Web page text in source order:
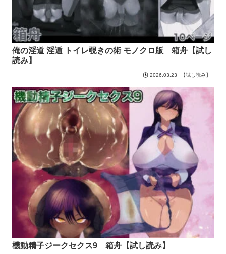
俺の淫道 淫遁 トイレ覗きの術 モノクロ版 箱舟【試し
読み】
2026.03.23 【試し読み】
機動精子ジークセクス9 箱舟【試し読み】